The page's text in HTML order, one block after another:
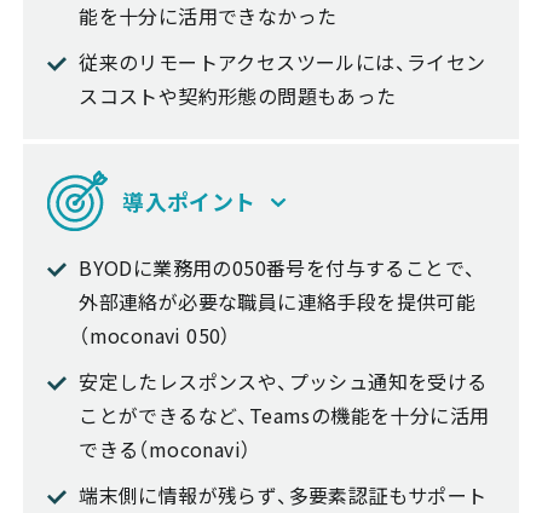
能を十分に活用できなかった
従来のリモートアクセスツールには、ライセン
スコストや契約形態の問題もあった
導入ポイント
BYODに業務用の050番号を付与することで、
外部連絡が必要な職員に連絡手段を提供可能
（moconavi 050）
安定したレスポンスや、プッシュ通知を受ける
ことができるなど、Teamsの機能を十分に活用
できる（moconavi）
端末側に情報が残らず、多要素認証もサポート